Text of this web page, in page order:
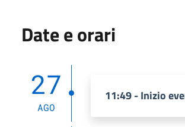
Date e orari
27
AGO
11:49 - Inizio